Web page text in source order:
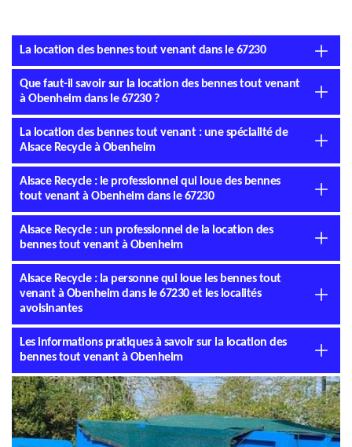
La location des bennes tout venant dans le 67230
Que faut-il savoir sur la location des bennes tout venant
à Obenheim dans le 67230 ?
La location des bennes tout venant : une spécialité de
Alsace Recycle à Obenheim
Alsace Recycle : le professionnel qui loue des bennes
tout venant à Obenheim dans le 67230
Alsace Recycle : un professionnel de la location des
bennes tout venant à Obenheim
Alsace Recycle : la personne qui loue les bennes tout
venant à Obenheim dans le 67230 et les localités
avoisinantes
Les informations pratiques à savoir sur la location des
bennes tout venant à Obenheim